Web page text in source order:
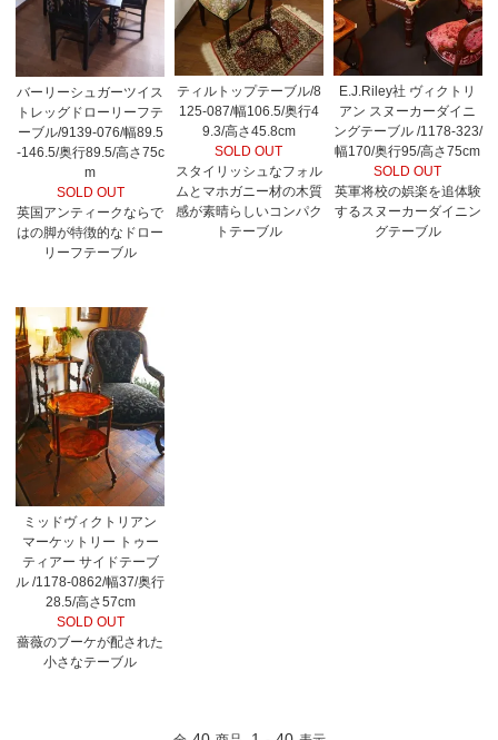
バーリーシュガーツイス
トレッグドローリーフテ
ーブル/9139-076/幅89.5
-146.5/奥行89.5/高さ75c
m
SOLD OUT
英国アンティークならで
はの脚が特徴的なドロー
リーフテーブル
ティルトップテーブル/8
125-087/幅106.5/奥行4
9.3/高さ45.8cm
SOLD OUT
スタイリッシュなフォル
ムとマホガニー材の木質
感が素晴らしいコンパク
トテーブル
E.J.Riley社 ヴィクトリ
アン スヌーカーダイニ
ングテーブル /1178-323/
幅170/奥行95/高さ75cm
SOLD OUT
英軍将校の娯楽を追体験
するスヌーカーダイニン
グテーブル
ミッドヴィクトリアン
マーケットリー トゥー
ティアー サイドテーブ
ル /1178-0862/幅37/奥行
28.5/高さ57cm
SOLD OUT
薔薇のブーケが配された
小さなテーブル